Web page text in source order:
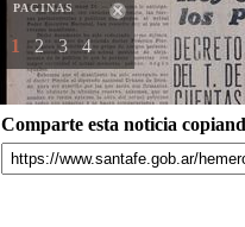
PAGINAS
1 2 3 4
Comparte esta noticia